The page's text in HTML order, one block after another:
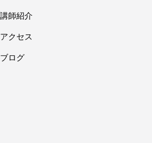
講師紹介
アクセス
ブログ